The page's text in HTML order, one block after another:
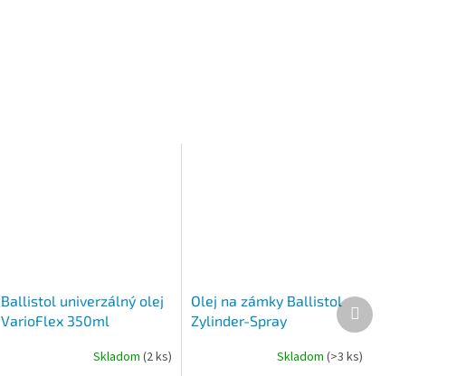
Ballistol univerzálný olej
VarioFlex 350ml
Skladom(2 ks)
Olej na zámky Ballistol
Zylinder-Spray
Skladom (>3 ks)
Ďalší
produkt